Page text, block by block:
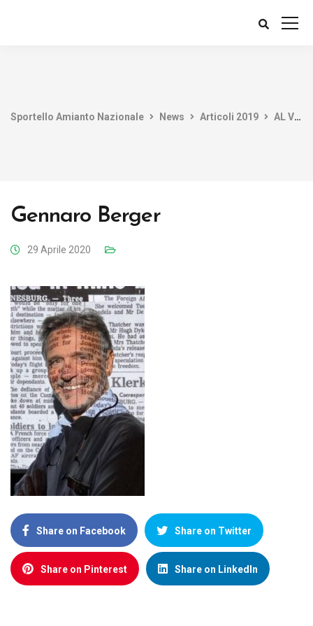
Sportello Amianto Nazionale News Articoli 2019 AL VIA LA BONIFICA DELL’EX CINEMA APOLLO. L’ESQUILINO RINGRAZIA
Gennaro Berger
29 Aprile 2020
Share on Facebook Share on Twitter
Share on Pinterest Share on LinkedIn